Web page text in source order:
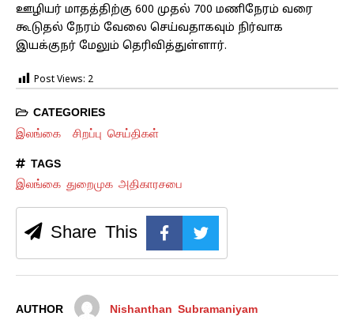
ஊழியர் மாதத்திற்கு 600 முதல் 700 மணிநேரம் வரை
கூடுதல் நேரம் வேலை செய்வதாகவும் நிர்வாக
இயக்குநர் மேலும் தெரிவித்துள்ளார்.
Post Views: 2
CATEGORIES
இலங்கை சிறப்பு செய்திகள்
TAGS
இலங்கை துறைமுக அதிகாரசபை
Share This
AUTHOR Nishanthan Subramaniyam